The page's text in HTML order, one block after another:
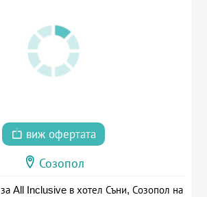
виж офертата
Созопол
All Inclusive в хотел Съни, Созопол на